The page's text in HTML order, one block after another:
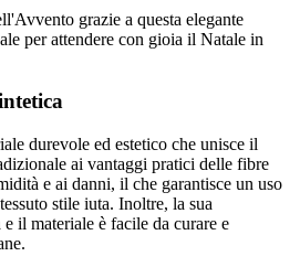
grazie a questa elegante
per attendere con gioia il Natale in
durevole ed estetico che unisce il
ai vantaggi pratici delle fibre
e ai danni, il che garantisce un uso
stile iuta. Inoltre, la sua
il materiale è facile da curare e